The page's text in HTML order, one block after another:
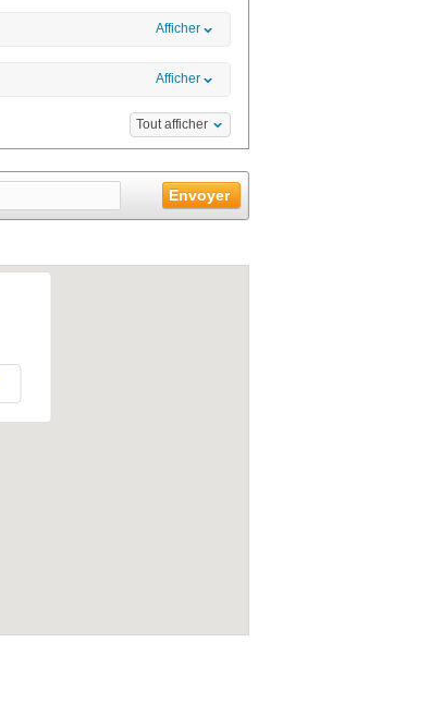
Afficher
Afficher
Tout afficher